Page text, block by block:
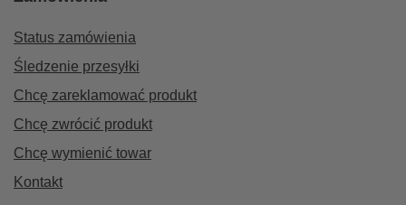
Status zamówienia
Śledzenie przesyłki
Chcę zareklamować produkt
Chcę zwrócić produkt
Chcę wymienić towar
Kontakt